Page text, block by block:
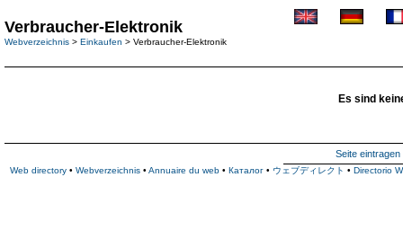
Verbraucher-Elektronik
Webverzeichnis > Einkaufen > Verbraucher-Elektronik
Es sind
Seite eintragen
Web directory • Webverzeichnis • Annuaire du web • Каталог • ウェブディレクト • Directorio